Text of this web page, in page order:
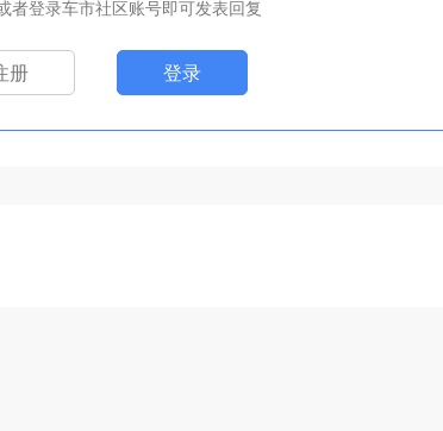
者登录车市社区账号即可发表回复
册 登录